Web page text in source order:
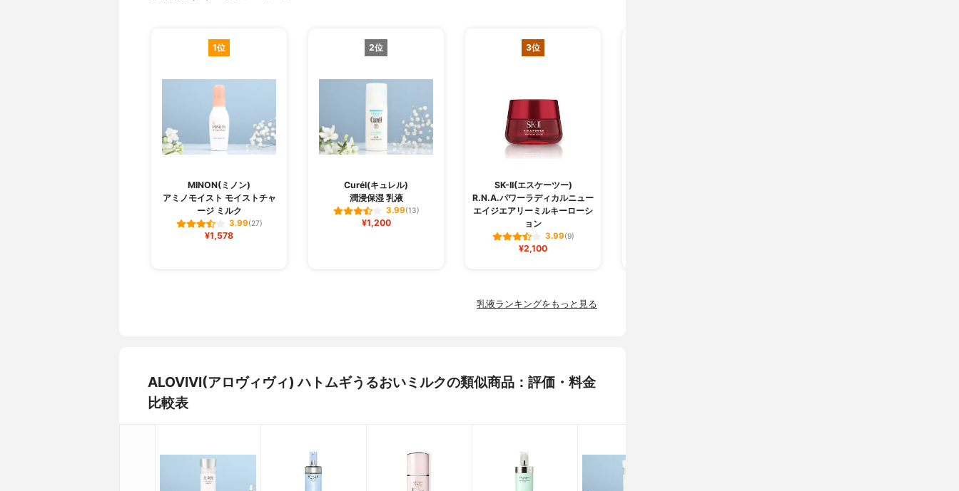
1位
MINON(ミノン)
アミノモイスト モイストチャ
ージ ミルク
3.99(27)
¥1,578
2位
Curél(キュレル)
潤浸保湿 乳液
3.99(13)
¥1,200
3位
SK-II(エスケーツー)
R.N.A.パワーラディカルニュー
エイジエアリーミルキーローシ
ョン
3.99(9)
¥2,100
乳液ランキングをもっと見る
ALOVIVI(アロヴィヴィ) ハトムギうるおいミルクの類似商品：評価・料金
比較表